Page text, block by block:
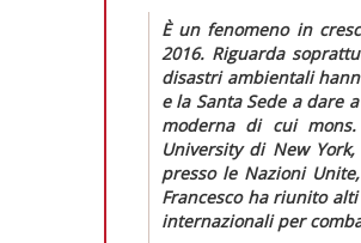
È un fenomeno in
2016. Riguarda
disastri ambientali
e la Santa Sede a dare
moderna di cui
University di New
presso le Nazioni
Francesco ha riunito
internazionali per